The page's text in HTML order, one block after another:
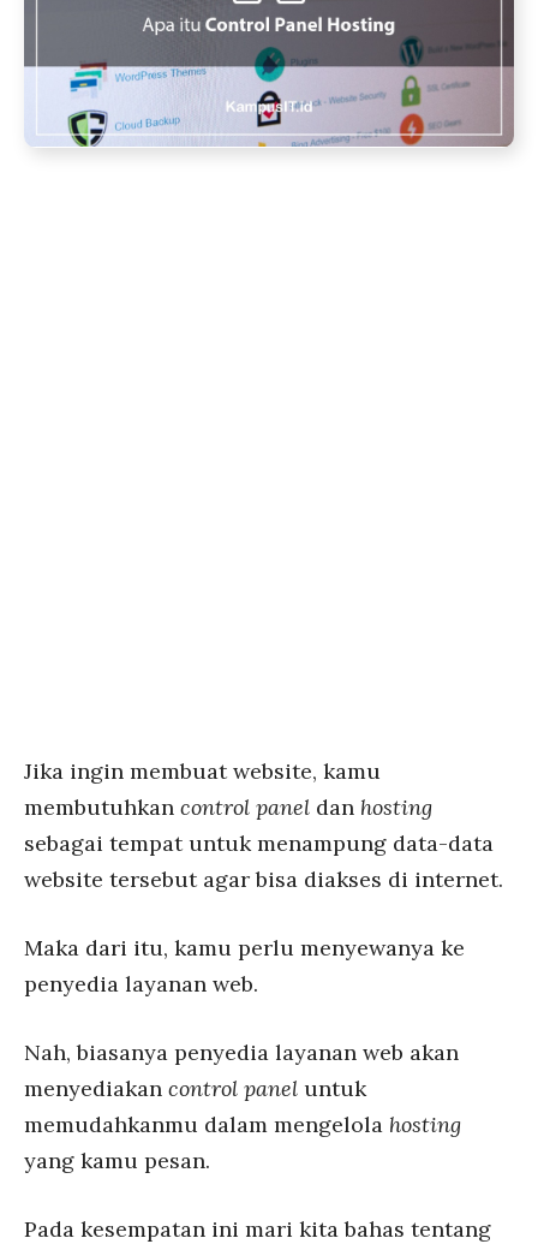
Jika ingin membuat website, kamu
membutuhkan control panel dan hosting
sebagai tempat untuk menampung data-data
website tersebut agar bisa diakses di internet.
Maka dari itu, kamu perlu menyewanya ke
penyedia layanan web.
Nah, biasanya penyedia layanan web akan
menyediakan control panel untuk
memudahkanmu dalam mengelola hosting
yang kamu pesan.
Pada kesempatan ini mari kita bahas tentang